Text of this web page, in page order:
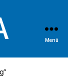
Menü